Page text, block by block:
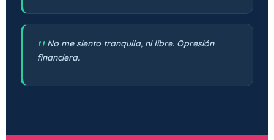
No me siento tranquila, ni libre. Opresión
financiera.